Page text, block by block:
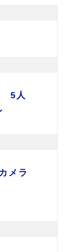
5人
メラ